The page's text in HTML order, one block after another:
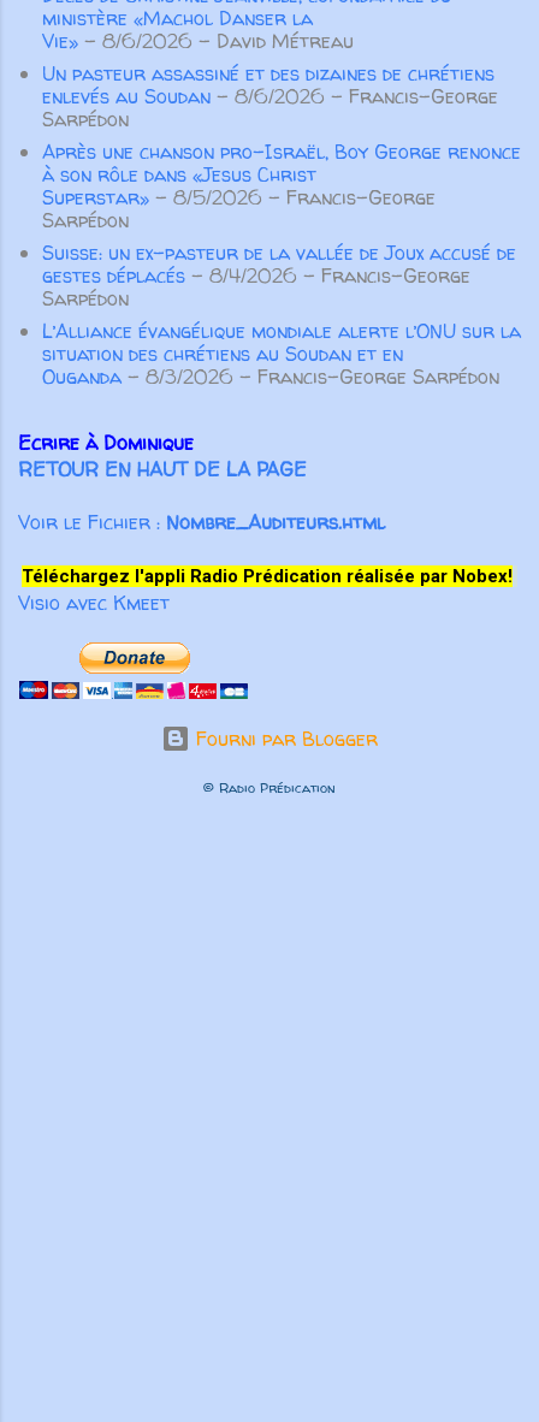
demeurent essentiels. Aucune
œuvre ...
pas tant d’éviter de parler de
manière inconsidérée ou vaine, ou
de colporter des médisances ou
prononcer des paroles qui
participeront à la croissance
spirituelle des autres croyants. Pas
“font du bien au corps”, m...
ministère «Machol Danser la
Vie» - 8/6/2026 - David Métreau
Un pasteur assassiné et des dizaines de chrétiens
enlevés au Soudan - 8/6/2026 - Francis-George
Sarpédon
Après une chanson pro-Israël, Boy George renonce
à son rôle dans «Jesus Christ
Superstar» - 8/5/2026 - Francis-George
Sarpédon
Suisse: un ex-pasteur de la vallée de Joux accusé de
gestes déplacés - 8/4/2026 - Francis-George
Sarpédon
L’Alliance évangélique mondiale alerte l’ONU sur la
situation des chrétiens au Soudan et en
Ouganda - 8/3/2026 - Francis-George Sarpédon
Ecrire à Dominique
RETOUR EN HAUT DE LA PAGE
Voir le Fichier : Nombre_Auditeurs.html
Téléchargez l'appli Radio Prédication réalisée par Nobex!
Visio avec Kmeet
Fourni par Blogger
© Radio Prédication